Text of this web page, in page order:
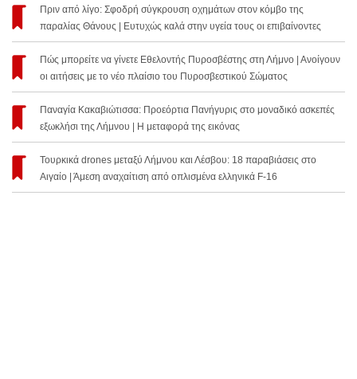
Πριν από λίγο: Σφοδρή σύγκρουση οχημάτων στον κόμβο της
παραλίας Θάνους | Ευτυχώς καλά στην υγεία τους οι επιβαίνοντες
Πώς μπορείτε να γίνετε Εθελοντής Πυροσβέστης στη Λήμνο | Ανοίγουν
οι αιτήσεις με το νέο πλαίσιο του Πυροσβεστικού Σώματος
Παναγία Κακαβιώτισσα: Προεόρτια Πανήγυρις στο μοναδικό ασκεπές
εξωκλήσι της Λήμνου | Η μεταφορά της εικόνας
Τουρκικά drones μεταξύ Λήμνου και Λέσβου: 18 παραβιάσεις στο
Αιγαίο | Άμεση αναχαίτιση από οπλισμένα ελληνικά F-16